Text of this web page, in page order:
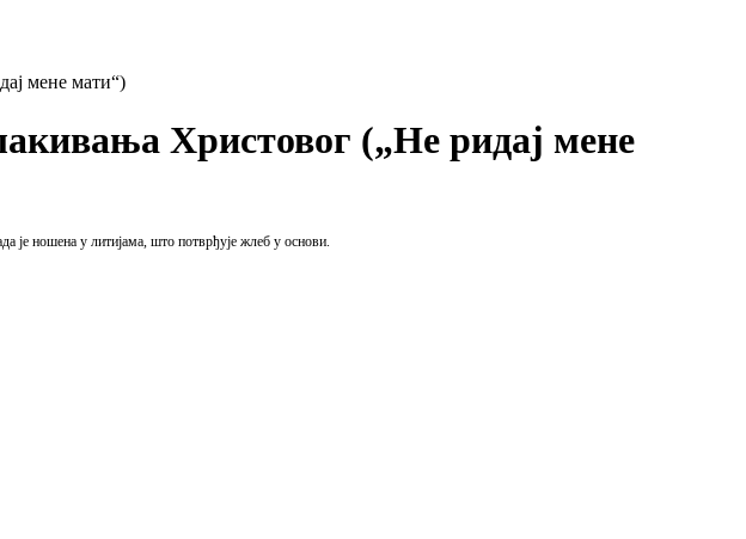
мене мати“)
Христовог („Не ридај мене
је ношена у литијама, што потврђује жлеб у основи.